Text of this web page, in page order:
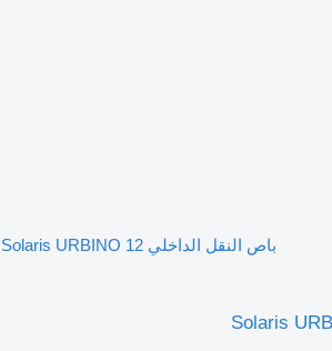
باص النقل الداخلي Solaris URBINO 12
Solaris